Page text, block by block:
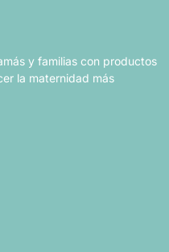
y familias con productos
la maternidad más